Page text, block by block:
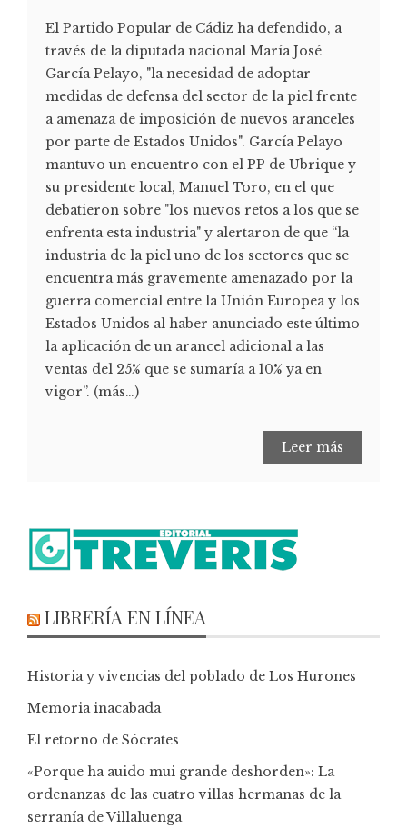
El Partido Popular de Cádiz ha defendido, a
través de la diputada nacional María José
García Pelayo, "la necesidad de adoptar
medidas de defensa del sector de la piel frente
a amenaza de imposición de nuevos aranceles
por parte de Estados Unidos". García Pelayo
mantuvo un encuentro con el PP de Ubrique y
su presidente local, Manuel Toro, en el que
debatieron sobre "los nuevos retos a los que se
enfrenta esta industria" y alertaron de que “la
industria de la piel uno de los sectores que se
encuentra más gravemente amenazado por la
guerra comercial entre la Unión Europea y los
Estados Unidos al haber anunciado este último
la aplicación de un arancel adicional a las
ventas del 25% que se sumaría a 10% ya en
vigor”. (más…)
Leer más
LIBRERÍA EN LÍNEA
Historia y vivencias del poblado de Los Hurones
Memoria inacabada
El retorno de Sócrates
«Porque ha auido mui grande deshorden»: La
ordenanzas de las cuatro villas hermanas de la
serranía de Villaluenga